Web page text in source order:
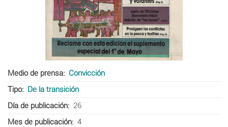
Medio de prensa
Convicción
Tipo
De la transición
Día de publicación
26
Mes de publicación
4